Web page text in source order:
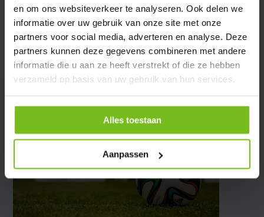
en om ons websiteverkeer te analyseren. Ook delen we
informatie over uw gebruik van onze site met onze
partners voor social media, adverteren en analyse. Deze
partners kunnen deze gegevens combineren met andere
informatie die u aan ze heeft verstrekt of die ze hebben
verzameld op basis van uw gebruik van hun services.
Alles toestaan
Aanpassen
Évaluations
Partager